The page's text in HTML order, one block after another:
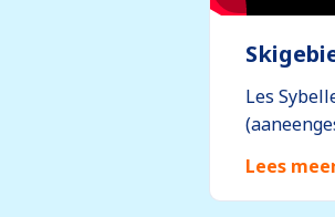
Les
Lees